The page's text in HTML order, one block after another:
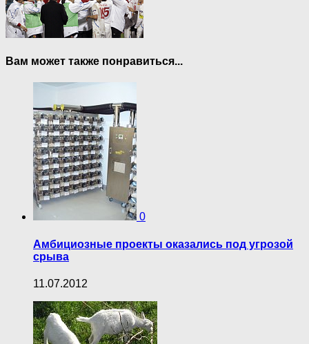
Вам может также понравиться...
0
Амбициозные проекты оказались под угрозой
срыва
11.07.2012